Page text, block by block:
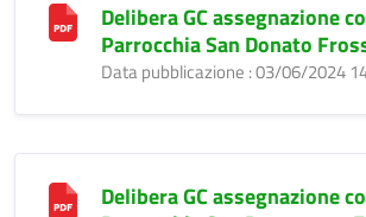
Delibera GC assegnazione
Parrocchia San Donato
Data pubblicazione : 03/06/2024
Delibera GC assegnazione